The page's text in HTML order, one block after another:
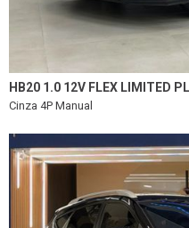
HB20 1.0 12V FLEX LIMITED
Cinza 4P Manual